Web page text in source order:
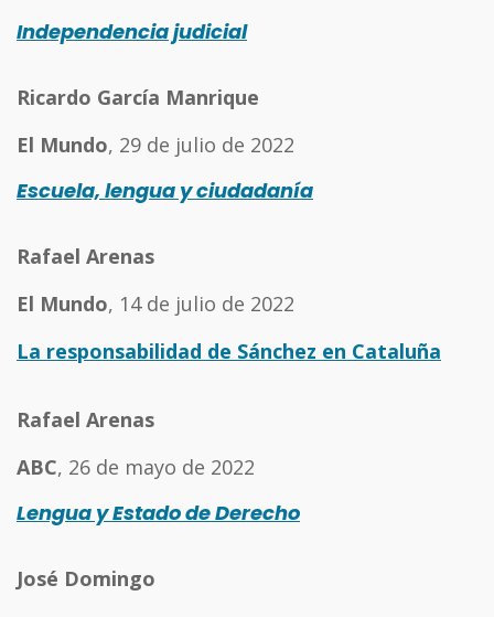
Independencia judicial
Ricardo García Manrique
El Mundo, 29 de julio de 2022
Escuela, lengua y ciudadanía
Rafael Arenas
El Mundo, 14 de julio de 2022
La responsabilidad de Sánchez en Cataluña
Rafael Arenas
ABC, 26 de mayo de 2022
Lengua y Estado de Derecho
José Domingo